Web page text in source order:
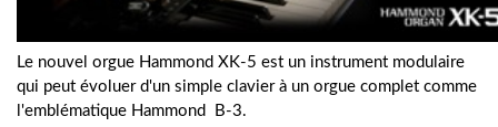
Le nouvel orgue Hammond XK-5 est un instrument modulaire
qui peut évoluer d'un simple clavier à un orgue complet comme
l'emblématique Hammond B-3.